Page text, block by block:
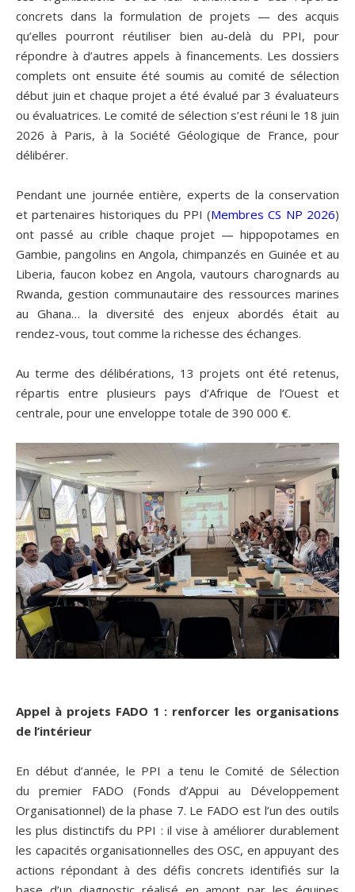
concrets dans la formulation de projets — des acquis
qu’elles pourront réutiliser bien au-delà du PPI, pour
répondre à d’autres appels à financements. Les dossiers
complets ont ensuite été soumis au comité de sélection
début juin et chaque projet a été évalué par 3 évaluateurs
ou évaluatrices. Le comité de sélection s’est réuni le 18 juin
2026 à Paris, à la Société Géologique de France, pour
délibérer.
Pendant une journée entière, experts de la conservation
et partenaires historiques du PPI (Membres CS NP 2026)
ont passé au crible chaque projet — hippopotames en
Gambie, pangolins en Angola, chimpanzés en Guinée et au
Liberia, faucon kobez en Angola, vautours charognards au
Rwanda, gestion communautaire des ressources marines
au Ghana… la diversité des enjeux abordés était au
rendez-vous, tout comme la richesse des échanges.
Au terme des délibérations, 13 projets ont été retenus,
répartis entre plusieurs pays d’Afrique de l’Ouest et
centrale, pour une enveloppe totale de 390 000 €.
Appel à projets FADO 1 : renforcer les organisations
de l’intérieur
En début d’année, le PPI a tenu le Comité de Sélection
du premier FADO (Fonds d’Appui au Développement
Organisationnel) de la phase 7. Le FADO est l’un des outils
les plus distinctifs du PPI : il vise à améliorer durablement
les capacités organisationnelles des OSC, en appuyant des
actions répondant à des défis concrets identifiés sur la